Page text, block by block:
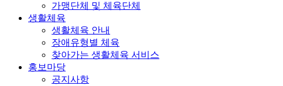
가맹단체 및 체육단체
생활체육
생활체육 안내
장애유형별 체육
찾아가는 생활체육 서비스
홍보마당
공지사항